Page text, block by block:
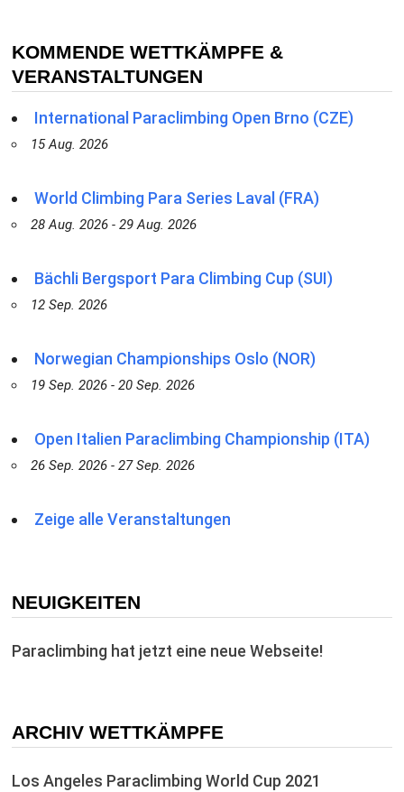
KOMMENDE WETTKÄMPFE &
VERANSTALTUNGEN
International Paraclimbing Open Brno (CZE)
15 Aug. 2026
World Climbing Para Series Laval (FRA)
28 Aug. 2026 - 29 Aug. 2026
Bächli Bergsport Para Climbing Cup (SUI)
12 Sep. 2026
Norwegian Championships Oslo (NOR)
19 Sep. 2026 - 20 Sep. 2026
Open Italien Paraclimbing Championship (ITA)
26 Sep. 2026 - 27 Sep. 2026
Zeige alle Veranstaltungen
NEUIGKEITEN
Paraclimbing hat jetzt eine neue Webseite!
ARCHIV WETTKÄMPFE
Los Angeles Paraclimbing World Cup 2021